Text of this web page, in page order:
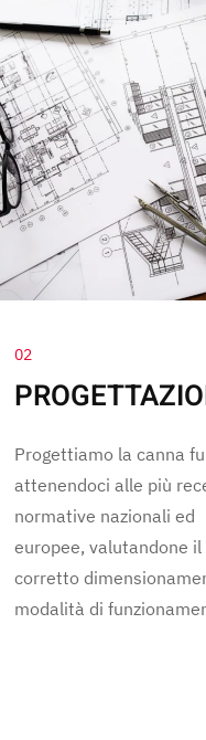
02
Progettiamo la canna
attenendoci alle più
normative nazionali ed
europee, valutandone il
corretto
modalità di